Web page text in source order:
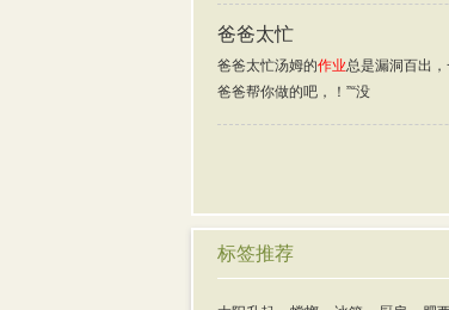
爸爸太忙
爸爸太忙汤姆的作业总是漏洞百出
爸爸帮你做的吧，！”“没
标签推荐